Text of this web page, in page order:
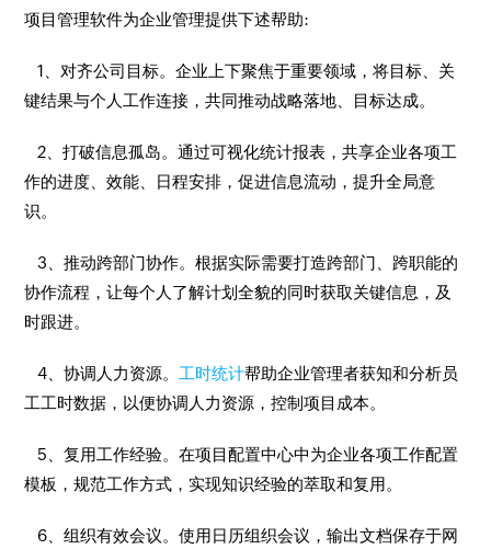
项目管理软件为企业管理提供下述帮助:
1、对齐公司目标。企业上下聚焦于重要领域，将目标、关
键结果与个人工作连接，共同推动战略落地、目标达成。
2、打破信息孤岛。通过可视化统计报表，共享企业各项工
作的进度、效能、日程安排，促进信息流动，提升全局意
识。
3、推动跨部门协作。根据实际需要打造跨部门、跨职能的
协作流程，让每个人了解计划全貌的同时获取关键信息，及
时跟进。
4、协调人力资源。 工时统计帮助企业管理者获知和分析员
工工时数据，以便协调人力资源，控制项目成本。
5、复用工作经验。在项目配置中心中为企业各项工作配置
模板，规范工作方式，实现知识经验的萃取和复用。
6、组织有效会议。使用日历组织会议，输出文档保存于网